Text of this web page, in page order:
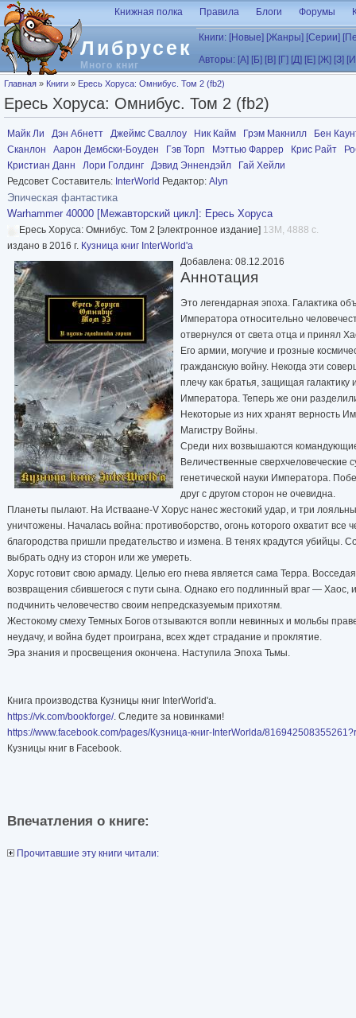
Перейти к основному содержанию
Либрусек
Много книг
Книжная полка Правила Блоги Форумы
Книги: [Новые] [Жанры] [Серии]
Авторы: [А] [Б] [В] [Г] [Д] [Е] [Ж] [З]
Вы здесь
Главная » Книги » Ересь Хоруса: Омнибус. Том 2 (fb2)
Ересь Хоруса: Омнибус. Том 2 (fb2)
Майк Ли Дэн Абнетт Джеймс Сваллоу Ник Кайм Грэм Макнилл
Бен
Сканлон
Аарон Дембски-Боуден Гэв Торп Мэттью Фаррер Крис Райт
Кристиан Данн
Лори Голдинг Дэвид Эннендэйл
Гай Хейли
Редсовет Составитель: InterWorld Редактор: Alyn
Эпическая фантастика
Warhammer 40000 [Межавторский цикл] : Ересь Хоруса
Ересь Хоруса: Омнибус. Том 2 [электронное издание] 13M, 4888 с.
издано в 2016 г. Кузница книг InterWorld'а
Добавлена: 08.12.2016
Аннотация
Это легендарная эпоха. Галактика
Императора относительно
отвернулся от света отца и принял
Его армии, могучие и грозные
гражданскую войну. Некогда эти
плечу как братья, защищая галактику
Императора. Теперь же они
Некоторые из них хранят верность
Магистру Войны.
Среди них возвышаются
Величественные сверхчеловеческие
генетической науки Императора.
друг с другом сторон не очевидна.
Планеты пылают. На Истваане-V Хорус нанес жестокий удар, и три
уничтожены. Началась война: противоборство, огонь которого охватит все
благородства пришли предательство и измена. В тенях крадутся убийцы.
выбрать одну из сторон или же умереть.
Хорус готовит свою армаду. Целью его гнева является сама Терра.
возвращения сбившегося с пути сына. Однако его подлинный враг — Хаос,
подчинить человечество своим непредсказуемым прихотям.
Жестокому смеху Темных Богов отзываются вопли невинных и мольбы
неудачу, и война будет проиграна, всех ждет страдание и проклятие.
Эра знания и просвещения окончена. Наступила Эпоха Тьмы.
Книга производства Кузницы книг InterWorld'а.
https://vk.com/bookforge/. Следите за новинками!
https://www.facebook.com/pages/Кузница-книг-InterWorldа/
Кузницы книг в Facebook.
Впечатления о книге:
Прочитавшие эту книги читали: